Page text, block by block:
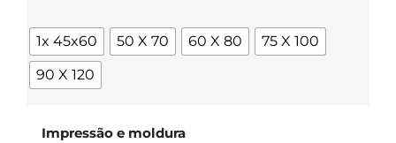
1x 45x60 50 X 70 60 X 80
75 X 100
90 X 120
Impressão e moldura